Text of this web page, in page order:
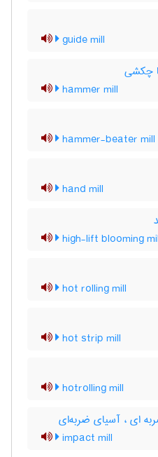
guide mill
چکشی
hammer mill
hammer-beater mill
hand mill
high-lift blooming
hot rolling mill
hot strip mill
hotrolling mill
ای ، آسیای ضربه‌ای
impact mill